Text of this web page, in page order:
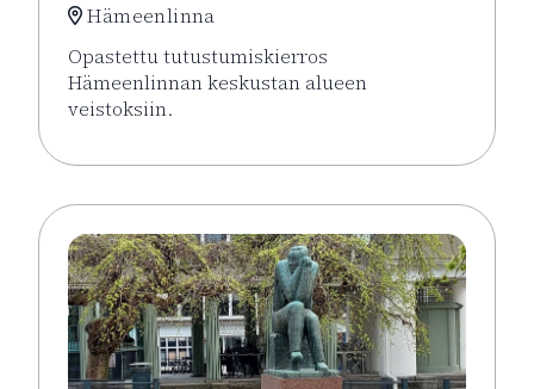
Hämeenlinna
Opastettu tutustumiskierros
Hämeenlinnan keskustan alueen
veistoksiin.